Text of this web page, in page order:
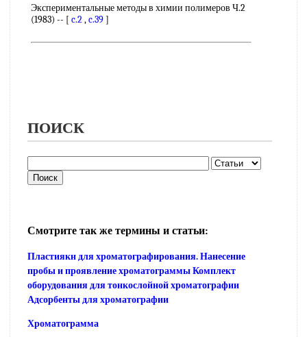
Экспериментальные методы в химии полимеров Ч.2
(1983) -- [ c.2,c.39]
ПОИСК
Смотрите так же термины и статьи:
Пластиякн для хроматографирования. Нанесение
пробы и проявление хроматограммы Комплект
оборудования для тонкослойной хроматографии
Адсорбенты для хроматографии
Хроматограмма